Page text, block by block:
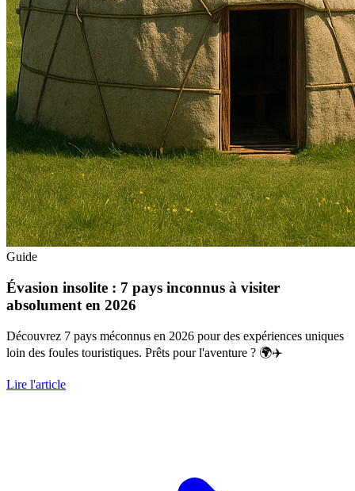
Guide
Évasion insolite : 7 pays inconnus à visiter
absolument en 2026
Découvrez 7 pays méconnus en 2026 pour des expériences uniques
loin des foules touristiques. Prêts pour l'aventure ? 🌍✈️
Lire l'article